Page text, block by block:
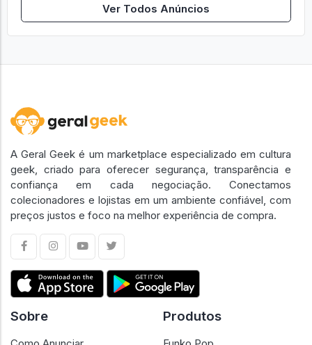
Ver Todos Anúncios
A Geral Geek é um marketplace especializado em cultura
geek, criado para oferecer segurança, transparência e
confiança em cada negociação. Conectamos
colecionadores e lojistas em um ambiente confiável, com
preços justos e foco na melhor experiência de compra.
Sobre Produtos